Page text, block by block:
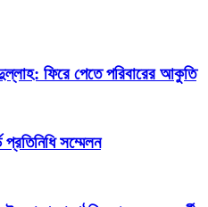
ফিরে পেতে পরিবারের আকুতি
সম্মেলন